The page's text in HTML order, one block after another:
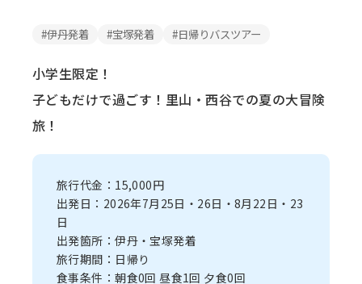
伊丹発着 宝塚発着 日帰りバスツアー
小学生限定！
子どもだけで過ごす！里山・西谷での夏の大冒険
旅！
旅行代金：15,000円
出発日：2026年7月25日・26日・8月22日・23
日
出発箇所：伊丹・宝塚発着
旅行期間：日帰り
食事条件：朝食0回 昼食1回 夕食0回